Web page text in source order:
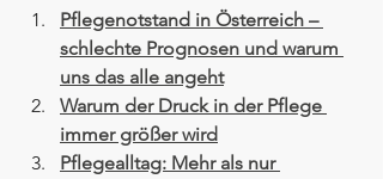
Pflegenotstand in Österreich –
schlechte Prognosen und warum
uns das alle angeht
Warum der Druck in der Pflege
immer größer wird
Pflegealltag: Mehr als nur